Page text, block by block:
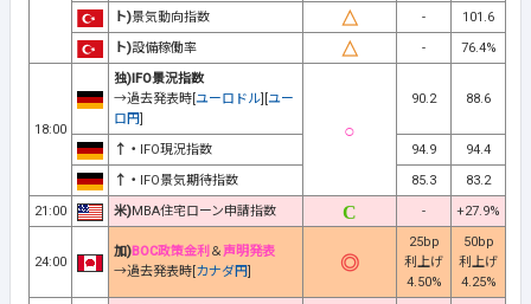
ト)景気動向指数 -
101.6
ト)設備稼働率 - 76.4%
18:00
独)IFO景況指数
→過去発表時[ ユーロドル ユー
ロ円
90.2 88.6
↑・ IFO現況指数 94.9
94.4
↑・
IFO景気期待指数 85.3
83.2
21:00
米)MBA住宅ローン申請指数 - +27.9%
24:00
加)BOC政策金利 ＆声明発表
→過去発表時[ カナダ円
25bp
利上げ
4.50%
50bp
利上げ
4.25%